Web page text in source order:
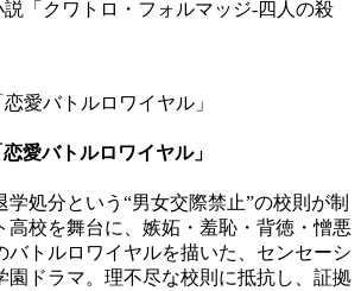
説「クワトロ・フォルマッジ-四人の殺
愛バトルロワイヤル」
処分という“男女交際禁止”の校則が制
高校を舞台に、嫉妬・羞恥・背徳・憎悪
バトルロワイヤルを描いた、センセーシ
園ドラマ。理不尽な校則に抵抗し、証拠